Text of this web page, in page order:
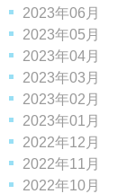
2023年06月
2023年05月
2023年04月
2023年03月
2023年02月
2023年01月
2022年12月
2022年11月
2022年10月